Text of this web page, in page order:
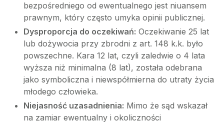
bezpośredniego od ewentualnego jest niuansem
prawnym, który często umyka opinii publicznej.
Dysproporcja do oczekiwań: Oczekiwanie 25 lat
lub dożywocia przy zbrodni z art. 148 k.k. było
powszechne. Kara 12 lat, czyli zaledwie o 4 lata
wyższa niż minimalna (8 lat), została odebrana
jako symboliczna i niewspółmierna do utraty życia
młodego człowieka.
Niejasność uzasadnienia: Mimo że sąd wskazał
na zamiar ewentualny i okoliczności